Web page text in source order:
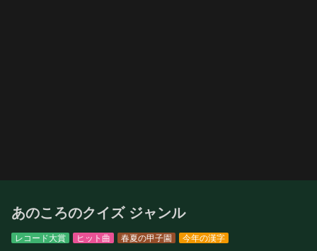
あのころのクイズ ジャンル
レコード大賞 ヒット曲 春夏の甲子園 今年の漢字